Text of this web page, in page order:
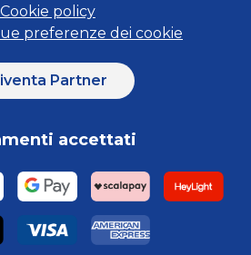
Cookie policy
preferenze dei cookie
Partner
accettati